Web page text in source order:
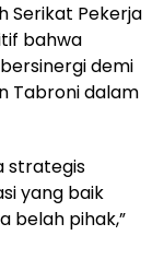
Serikat Pekerja
bahwa
demi
Tabroni dalam
strategis
yang baik
belah pihak,”